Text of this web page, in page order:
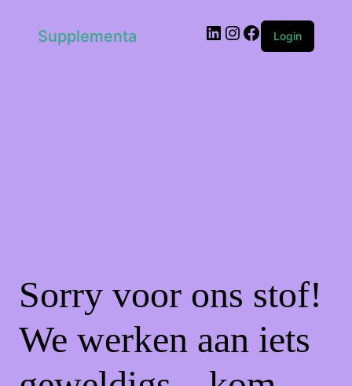
Supplementa LinkedIn
Instagram
Facebook
Login
Sorry voor ons stof!
We werken aan iets